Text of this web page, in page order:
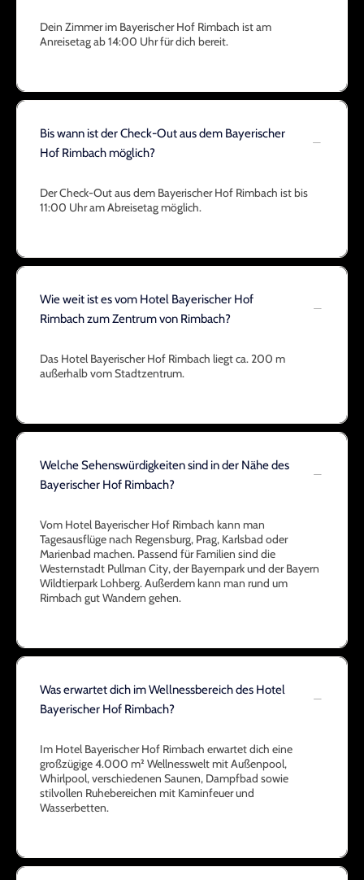
Dein Zimmer im Bayerischer Hof Rimbach ist am
Anreisetag ab 14:00 Uhr für dich bereit.
Bis wann ist der Check-Out aus dem Bayerischer
Hof Rimbach möglich?
Der Check-Out aus dem Bayerischer Hof Rimbach ist bis
11:00 Uhr am Abreisetag möglich.
Wie weit ist es vom Hotel Bayerischer Hof
Rimbach zum Zentrum von Rimbach?
Das Hotel Bayerischer Hof Rimbach liegt ca. 200 m
außerhalb vom Stadtzentrum.
Welche Sehenswürdigkeiten sind in der Nähe des
Bayerischer Hof Rimbach?
Vom Hotel Bayerischer Hof Rimbach kann man
Tagesausflüge nach Regensburg, Prag, Karlsbad oder
Marienbad machen. Passend für Familien sind die
Westernstadt Pullman City, der Bayernpark und der Bayern
Wildtierpark Lohberg. Außerdem kann man rund um
Rimbach gut Wandern gehen.
Was erwartet dich im Wellnessbereich des Hotel
Bayerischer Hof Rimbach?
Im Hotel Bayerischer Hof Rimbach erwartet dich eine
großzügige 4.000 m² Wellnesswelt mit Außenpool,
Whirlpool, verschiedenen Saunen, Dampfbad sowie
stilvollen Ruhebereichen mit Kaminfeuer und
Wasserbetten.